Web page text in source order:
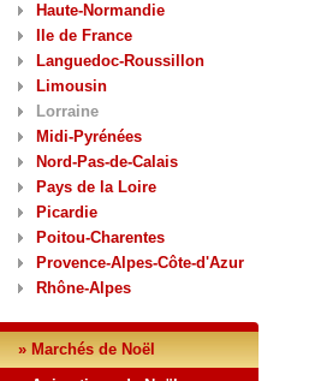
Haute-Normandie
Ile de France
Languedoc-Roussillon
Limousin
Lorraine
Midi-Pyrénées
Nord-Pas-de-Calais
Pays de la Loire
Picardie
Poitou-Charentes
Provence-Alpes-Côte-d'Azur
Rhône-Alpes
» Marchés de Noël